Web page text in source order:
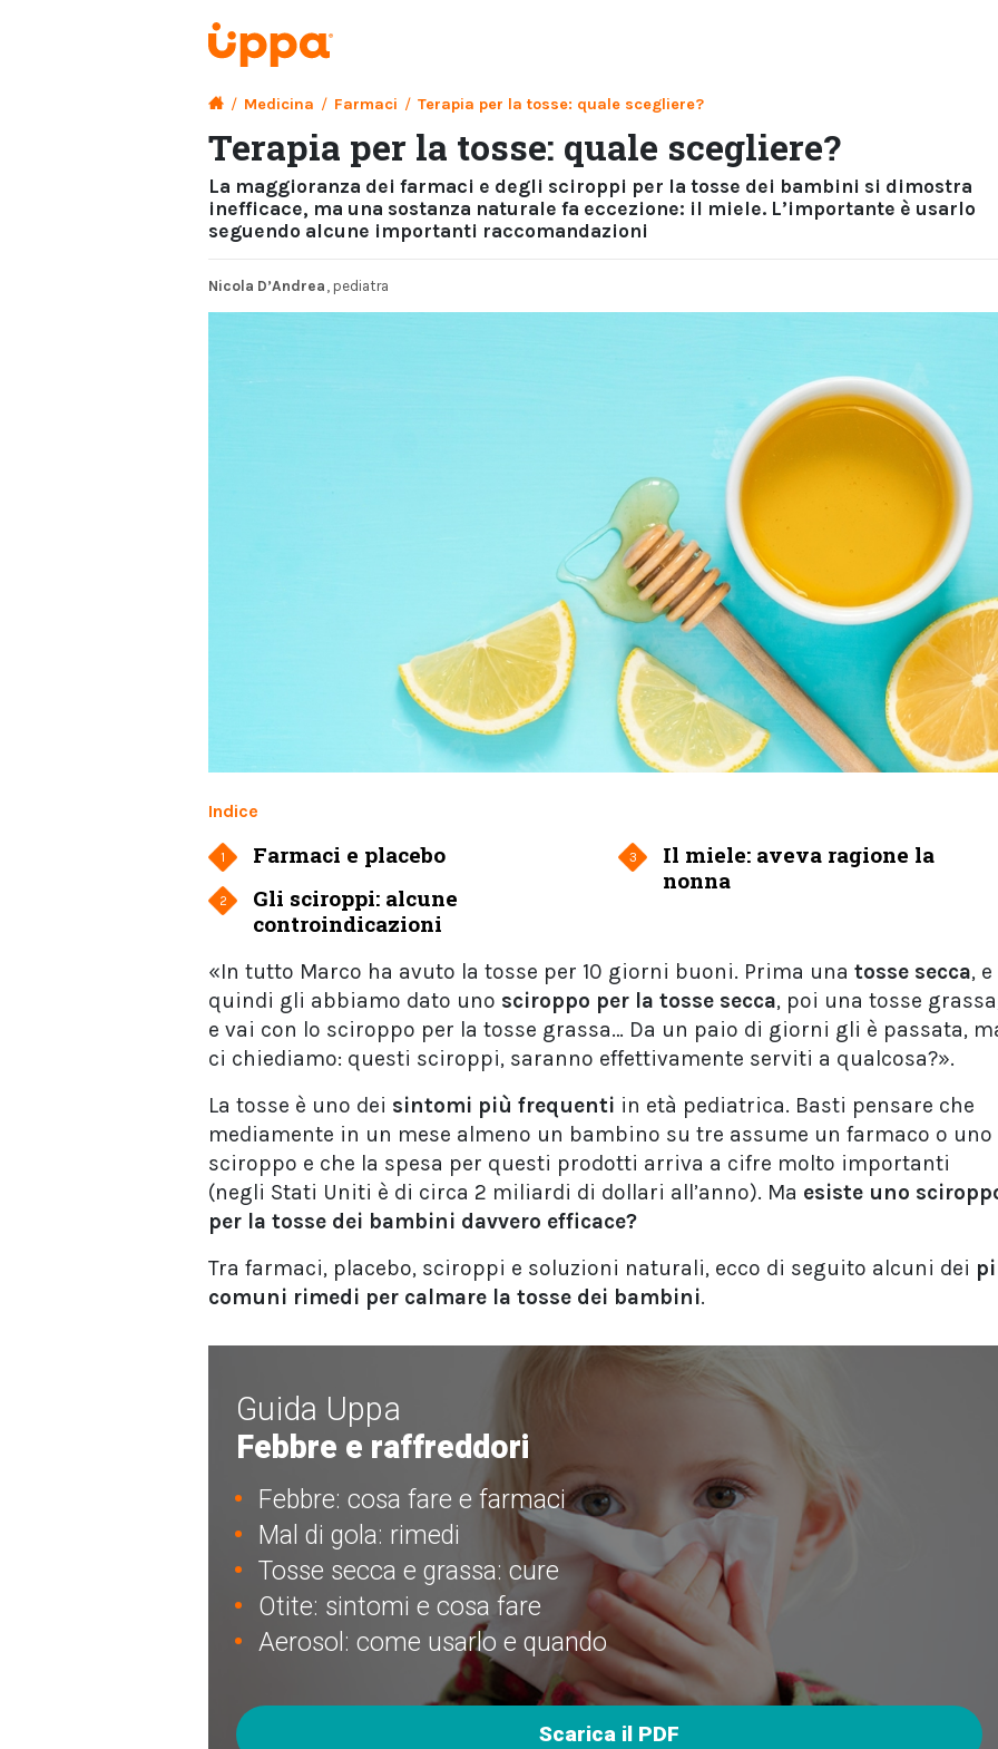
/ Medicina / Farmaci / Terapia per la tosse: quale scegliere?
Terapia per la tosse: quale scegliere?
La maggioranza dei farmaci e degli sciroppi per la tosse dei bambini si dimostra
inefficace, ma una sostanza naturale fa eccezione: il miele. L’importante è usarlo
seguendo alcune importanti raccomandazioni
Nicola D’Andrea , pediatra
Indice
1 Farmaci e placebo
2
Gli sciroppi: alcune
controindicazioni
3
Il miele: aveva ragione la
nonna
«In tutto Marco ha avuto la tosse per 10 giorni buoni. Prima una tosse secca, e
quindi gli abbiamo dato uno sciroppo per la tosse secca, poi una tosse
e vai con lo sciroppo per la tosse grassa… Da un paio di giorni gli è passata,
ci chiediamo: questi sciroppi, saranno effettivamente serviti a qualcosa?».
La tosse è uno dei sintomi più frequenti in età pediatrica. Basti pensare che
mediamente in un mese almeno un bambino su tre assume un farmaco o uno
sciroppo e che la spesa per questi prodotti arriva a cifre molto importanti
(negli Stati Uniti è di circa 2 miliardi di dollari all’anno). Ma esiste uno
per la tosse dei bambini davvero efficace?
Tra farmaci, placebo, sciroppi e soluzioni naturali, ecco di seguito alcuni dei
comuni rimedi per calmare la tosse dei bambini.
Guida Uppa
Febbre e raffreddori
Febbre: cosa fare e farmaci
Mal di gola: rimedi
Tosse secca e grassa: cure
Otite: sintomi e cosa fare
Aerosol: come usarlo e quando
Scarica il PDF